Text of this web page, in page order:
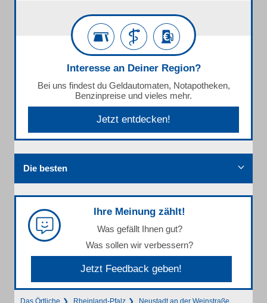
Interesse an Deiner Region?
Bei uns findest du Geldautomaten, Notapotheken,
Benzinpreise und vieles mehr.
Jetzt entdecken!
Die besten
Ihre Meinung zählt!
Was gefällt Ihnen gut?
Was sollen wir verbessern?
Jetzt Feedback geben!